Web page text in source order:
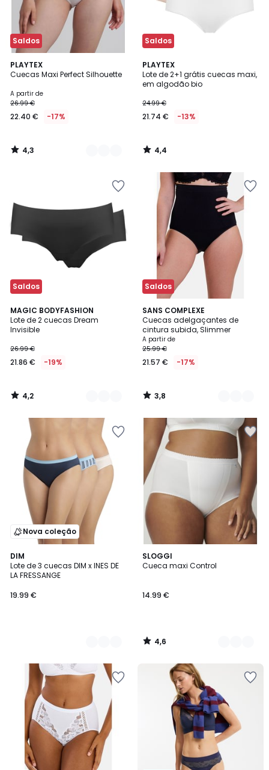
Saldos
PLAYTEX
Cuecas Maxi Perfect Silhouette
A partir de
26.99 €
22.40 € -17%
4,3
/ 5
2
Cores
4,3
/
Saldos
PLAYTEX
Lote de 2+1 grátis cuecas maxi,
em algodão bio
24.99 €
21.74 € -13%
4,4
/ 5
4,4
/
Saldos
MAGIC BODYFASHION
Lote de 2 cuecas Dream
Invisible
26.99 €
21.86 € -19%
4,2
/ 5
2
Cores
4,2
/
Saldos
SANS COMPLEXE
Cuecas adelgaçantes de
cintura subida, Slimmer
A partir de
25.99 €
21.57 € -17%
3,8
/ 5
2
Cores
3,8
/
Nova coleção
DIM
Lote de 3 cuecas DIM x INES DE
LA FRESSANGE
19.99 €
2
Cores
SLOGGI
Cueca maxi Control
14.99 €
4,6
/ 5
2
Cores
4,6
/